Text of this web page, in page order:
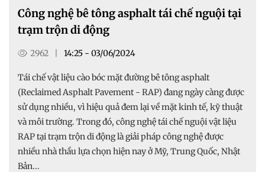
Công nghệ bê tông asphalt tái chế nguội tại
trạm trộn di động
2962 14:25 - 03/06/2024
Tái chế vật liệu cào bóc mặt đường bê tông asphalt
(Reclaimed Asphalt Pavement - RAP) đang ngày càng được
sử dụng nhiều, vì hiệu quả đem lại về mặt kinh tế, kỹ thuật
và môi trường. Trong đó, công nghệ tái chế nguội vật liệu
RAP tại trạm trộn di động là giải pháp công nghệ được
nhiều nhà thầu lựa chọn hiện nay ở Mỹ, Trung Quốc, Nhật
Bản...